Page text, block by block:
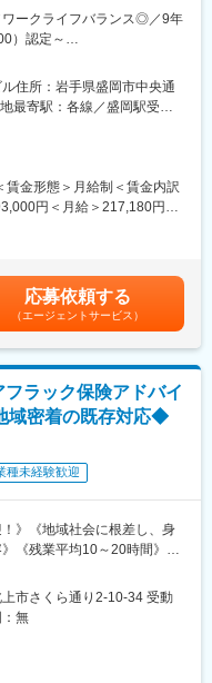
一地方銀行です。
アチャレンジプログラム」
研修派遣には公募制も採用
リアアップを支援していま
ある「人」であり、「人」
につながっていくと考えて
にとらわれない斬新な発想
ます。同行には、ふるさと
を超える拠点
岩手銀行は「地域社会の発
という理念を掲げ、東証プ
一地方銀行です。
ワークライフバランス◎／9年
）認定～
との交渉などを行い、保険
。お客様にとってマイナス
のお力添えができるため、
やりがいを感じられる業務
る環境が整っており、キャ
。
新たな一歩を踏み出すため
業務に必要な知識やスキル
による実践的な指導を行い
ポートするため、未経験の
さらに、定期的な勉強会や
に身につけ、継続的な成長
方を支援しています。育児
た勤務時間の調整が可能
、生産性の高い働き方が推
するさまざまな制度が整っ
住所：岩手県盛岡市中央通
最寄駅：各線／盛岡駅受動
会社の定める事業所（リモ
賃金形態＞月給制＜賃金内訳
円＜月給＞217,180円～
円）～780万円（月給
までも目安の金額であり、
す。月給(月額)は固定手当を
応募依頼する
（エージェントサービス）
ラック保険アドバイ
域密着の既存対応◆
種未経験歓迎
》《地域社会に根差し、身
《残業平均10～20時間》
て以来、地元に根差した営
アフラック保険アドバイザ
。
市さくら通り2-10-34 受動
無